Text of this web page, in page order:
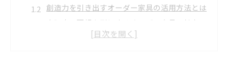
創造力を引き出すオーダー家具の活用方法とは
大阪府で理想を形にするオーダー家具の魅力
オーダー家具×創造力で生まれる新しい空間提